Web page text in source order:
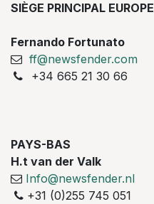
SIÈGE PRINCIPAL EUROPE
Fernando Fortunato
ff@newsfender.com
+34 665 21 30 66
PAYS-BAS
H.t van der Valk
Info@newsfender.nl
+31 (0)255 745 051